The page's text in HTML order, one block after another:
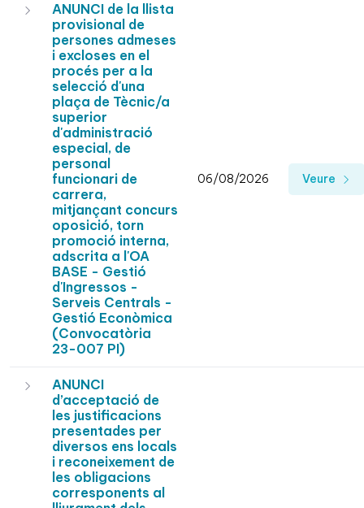
ANUNCI de la llista
provisional de
persones admeses
i excloses en el
procés per a la
selecció d'una
plaça de Tècnic/a
superior
d'administració
especial, de
personal
funcionari de
carrera,
mitjançant concurs
oposició, torn
promoció interna,
adscrita a l'OA
BASE - Gestió
d'Ingressos -
Serveis Centrals -
Gestió Econòmica
(Convocatòria
23-007 PI)
06/08/2026 Veure
ANUNCI
d’acceptació de
les justificacions
presentades per
diversos ens locals
i reconeixement de
les obligacions
corresponents al